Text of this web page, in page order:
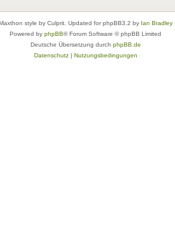
style by Culprit. Updated for phpBB3.2 by Ian Bradley
Powered by phpBB® Forum Software © phpBB Limited
Deutsche Übersetzung durch phpBB.de
Datenschutz| Nutzungsbedingungen